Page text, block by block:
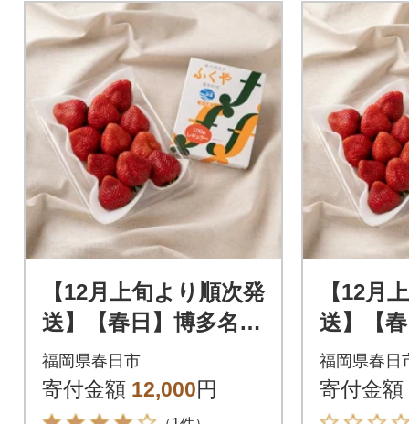
【12月上旬より順次発
送】【春日】博多名物
「あまおう」&ふくや
「味の明太子」(小)
福岡県春日市
寄付金額 12,000円
【12月
送】【
「あま
「味の
福岡県春日
寄付金額